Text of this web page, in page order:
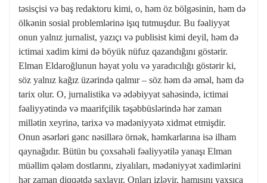
təsisçisi və baş redaktoru kimi, o, həm öz bölgəsinin, həm də
ölkənin sosial problemlərinə işıq tutmuşdur. Bu fəaliyyət
onun yalnız jurnalist, yazıçı və publisist kimi deyil, həm də
ictimai xadim kimi də böyük nüfuz qazandığını göstərir.
Elman Eldaroğlunun həyat yolu və yaradıcılığı göstərir ki,
söz yalnız kağız üzərində qalmır – söz həm də əməl, həm də
tarix olur. O, jurnalistika və ədəbiyyat sahəsində, ictimai
fəaliyyətində və maarifçilik təşəbbüslərində hər zaman
millətin xeyrinə, tarixə və mədəniyyətə xidmət etmişdir.
Onun əsərləri gənc nəsillərə örnək, həmkarlarına isə ilham
qaynağıdır. Bütün bu çoxsahəli fəaliyyətilə yanaşı Elman
müəllim qələm dostlarını, ziyalıları, mədəniyyət xadimlərini
hər zaman diqqətdə saxlayır. Onları izləyir, hamısını yaxşıca